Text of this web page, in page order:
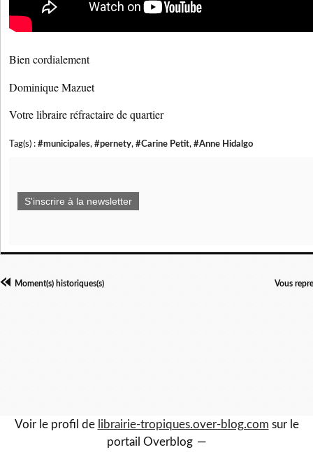
Bien cordialement
Dominique Mazuet
Votre libraire réfractaire de quartier
Tag(s) : #municipales, #pernety, #Carine Petit, #Anne Hidalgo
S'inscrire à la newsletter
Moment(s) historiques(s) Vous
Voir le profil de librairie-tropiques.over-blog.com sur le
portail Overblog